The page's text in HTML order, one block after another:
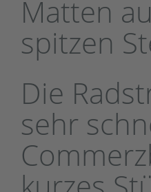
Matten
spitzen
Die
sehr